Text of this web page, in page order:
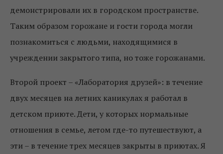
демонстрировали их в городском пространстве.
Таким образом горожане и гости города могли
познакомиться с людьми, находящимися в
учреждении закрытого типа, но тоже горожанами.
Второй проект – «Лаборатория друзей»: в течение
двух месяцев на летних каникулах я работал в
детском приюте. Дети, у которых нормальные
отношения в семье, летом где-то путешествуют, а
эти – в течение трех месяцев закрыты в приютах. Я